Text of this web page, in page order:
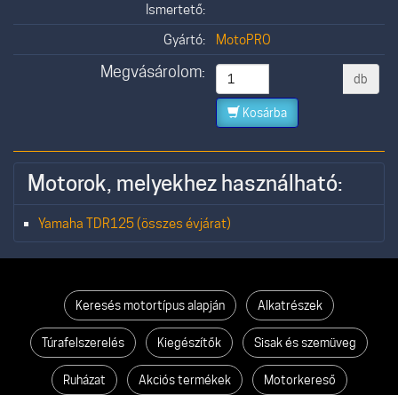
Ismertető:
Gyártó:
MotoPRO
Megvásárolom: db
Kosárba
Motorok, melyekhez használható:
Yamaha TDR125 (összes évjárat)
Keresés motortípus alapján Alkatrészek
Túrafelszerelés Kiegészítők Sisak és szemüveg
Ruházat Akciós termékek Motorkereső